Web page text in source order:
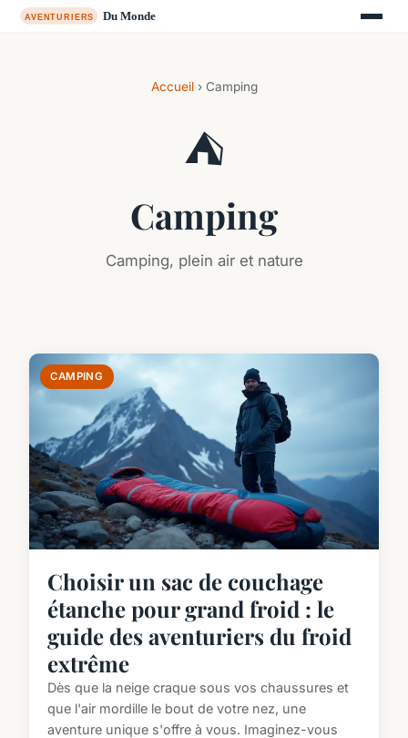
Accueil› Camping
⛺
Camping
Camping, plein air et nature
CAMPING
Choisir un sac de couchage
étanche pour grand froid : le
guide des aventuriers du froid
extrême
Dès que la neige craque sous vos chaussures et
que l'air mordille le bout de votre nez, une
aventure unique s'offre à vous. Imaginez-vous